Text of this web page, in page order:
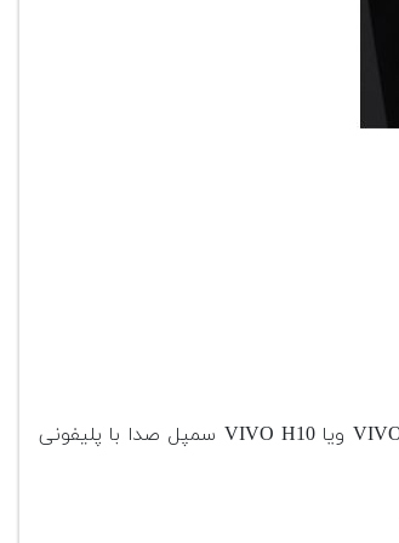
در هر یک مدل های پیانو دکسیبل چه پایینترین مدل آنکه VIVO H1 میباشد تا مدل متوسطی مانند VIVO H3 و یا مدل های سری بالا مانند VIVO H7 ویا VIVO H10 سمپل صدا با پلیفونی